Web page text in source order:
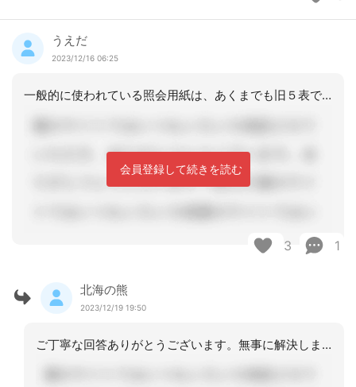
うえだ
2023/12/16 06:25
一般的に使われている照会用紙は、あくまでも旧５表ですからね・・・ちなみに介護保険
会員登録して続きを読む
3 1
北海の熊
2023/12/19 19:50
ご丁寧な回答ありがとうございます。無事に解決しました。